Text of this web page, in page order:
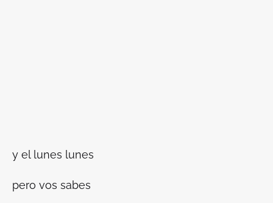
y el lunes lunes
pero vos sabes